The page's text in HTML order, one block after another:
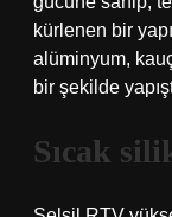
kürlenen bir
alüminyum,
bir şekilde
Sıcak